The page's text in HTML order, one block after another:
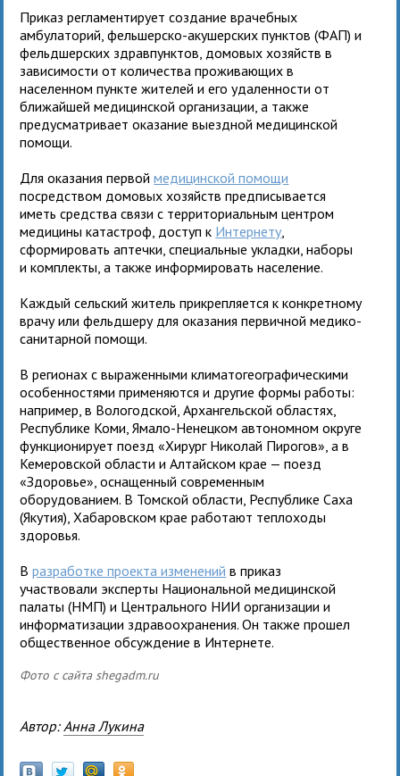
Приказ регламентирует создание врачебных
амбулаторий, фельшерско-акушерских пунктов (ФАП) и
фельдшерских здравпунктов, домовых хозяйств в
зависимости от количества проживающих в
населенном пункте жителей и его удаленности от
ближайшей медицинской организации, а также
предусматривает оказание выездной медицинской
помощи.
Для оказания первоймедицинской помощи
посредством домовых хозяйств предписывается
иметь средства связи с территориальным центром
медицины катастроф, доступ к Интернету
сформировать аптечки, специальные укладки, наборы
и комплекты, а также информировать население.
Каждый сельский житель прикрепляется к конкретному
врачу или фельдшеру для оказания первичной медико-
санитарной помощи.
В регионах с выраженными климатогеографическими
особенностями применяются и другие формы работы:
например, в Вологодской, Архангельской областях,
Республике Коми, Ямало-Ненецком автономном округе
функционирует поезд «Хирург Николай Пирогов», а в
Кемеровской области и Алтайском крае — поезд
«Здоровье», оснащенный современным
оборудованием. В Томской области, Республике Саха
(Якутия), Хабаровском крае работают теплоходы
здоровья.
Вразработке проекта изменений в приказ
участвовали эксперты Национальной медицинской
палаты (НМП) и Центрального НИИ организации и
информатизации здравоохранения. Он также прошел
общественное обсуждение в Интернете.
Фото с сайта shegadm.ru
Автор: Анна Лукина